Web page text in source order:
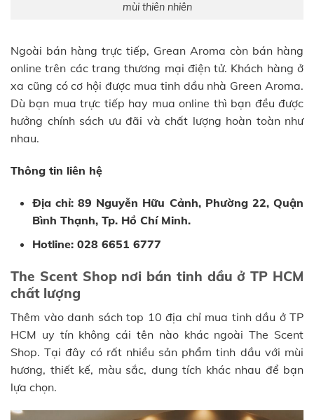
mùi thiên nhiên
Ngoài bán hàng trực tiếp, Grean Aroma còn bán hàng
online trên các trang thương mại điện tử. Khách hàng ở
xa cũng có cơ hội được mua tinh dầu nhà Green Aroma.
Dù bạn mua trực tiếp hay mua online thì bạn đều được
hưởng chính sách ưu đãi và chất lượng hoàn toàn như
nhau.
Thông tin liên hệ
Địa chỉ: 89 Nguyễn Hữu Cảnh, Phường 22, Quận
Bình Thạnh, Tp. Hồ Chí Minh.
Hotline: 028 6651 6777
The Scent Shop nơi bán tinh dầu ở TP HCM
chất lượng
Thêm vào danh sách top 10 địa chỉ mua tinh dầu ở TP
HCM uy tín không cái tên nào khác ngoài The Scent
Shop. Tại đây có rất nhiều sản phẩm tinh dầu với mùi
hương, thiết kế, màu sắc, dung tích khác nhau để bạn
lựa chọn.